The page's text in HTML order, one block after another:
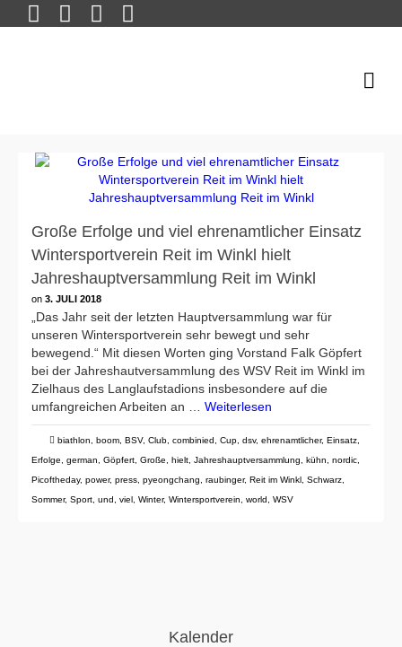
Große Erfolge und viel ehrenamtlicher Einsatz
Wintersportverein Reit im Winkl hielt
Jahreshauptversammlung Reit im Winkl
on 3. JULI 2018
„Das Jahr seit der letzten Hauptversammlung war für
unseren Wintersportverein sehr bewegt und sehr
bewegend.“ Mit diesen Worten ging Vorstand Falk Göpfert
bei der Jahreshautversammlung des WSV Reit im Winkl im
Zielhaus des Langlaufstadions insbesondere auf die
umfangreichen Arbeiten an … Weiterlesen
biathlon boom BSV, Club combinied Cup dsv, ehrenamtlicher, Einsatz
Erfolge
german Göpfert Große hielt Jahreshauptversammlung kühn nordic
Picoftheday, power, press pyeongchang raubinger, Reit im Winkl Schwarz
Sommer, Sport und viel Winter, Wintersportverein world WSV
Kalender